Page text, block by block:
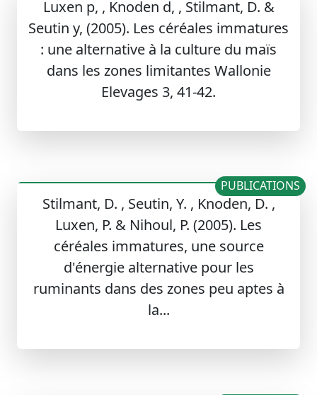
Luxen p, , Knoden d, , Stilmant, D. &
Seutin y, (2005). Les céréales immatures
: une alternative à la culture du maïs
dans les zones limitantes Wallonie
Elevages 3, 41-42.
Stilmant, D. , Seutin, Y. , Knoden, D. ,
Luxen, P. & Nihoul, P. (2005). Les
céréales immatures, une source
d'énergie alternative pour les
ruminants dans des zones peu aptes à
la...
PUBLICATIONS